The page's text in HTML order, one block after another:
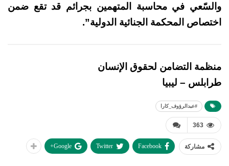
والسّعي في محاسبة المتهمين بجرائم قد تقع ضمن
اختصاص المحكمة الجنائية الدولية”.
منظمة التضامن لحقوق الإنسان
طرابلس – ليبيا
#عبدالرؤوف_كارا
363
مشاركة Facebook
Twitter
Google+